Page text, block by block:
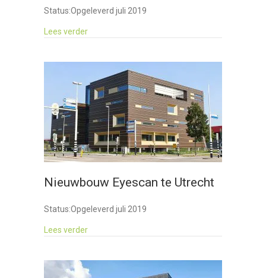
Status:Opgeleverd juli 2019
Lees verderabout Nieuwbouw 49 zorgappartementen te
Nieuwbouw Eyescan te Utrecht
Status:Opgeleverd juli 2019
Lees verderabout Nieuwbouw Eyescan te Utrecht